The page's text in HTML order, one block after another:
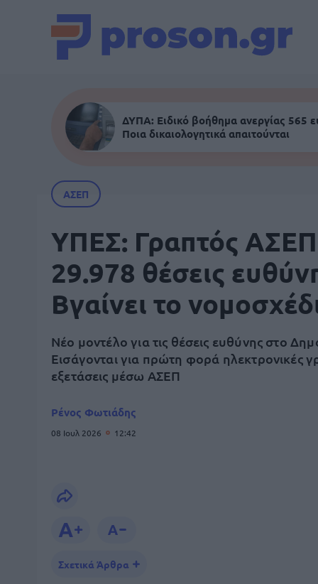
ΔΥΠΑ: Ειδικό βοήθημα ανεργίας 565
Ποια δικαιολογητικά απαιτούνται
ΑΣΕΠ
ΥΠΕΣ: Γραπτός ΑΣΕΠ
29.978 θέσεις
Βγαίνει το
Νέο μοντέλο για τις θέσεις ευθύνης στο
Εισάγονται για πρώτη φορά ηλεκτρονικές
εξετάσεις μέσω ΑΣΕΠ
Ρένος Φωτιάδης
08 Ιουλ 2026 12:42
Σχετικά Άρθρα